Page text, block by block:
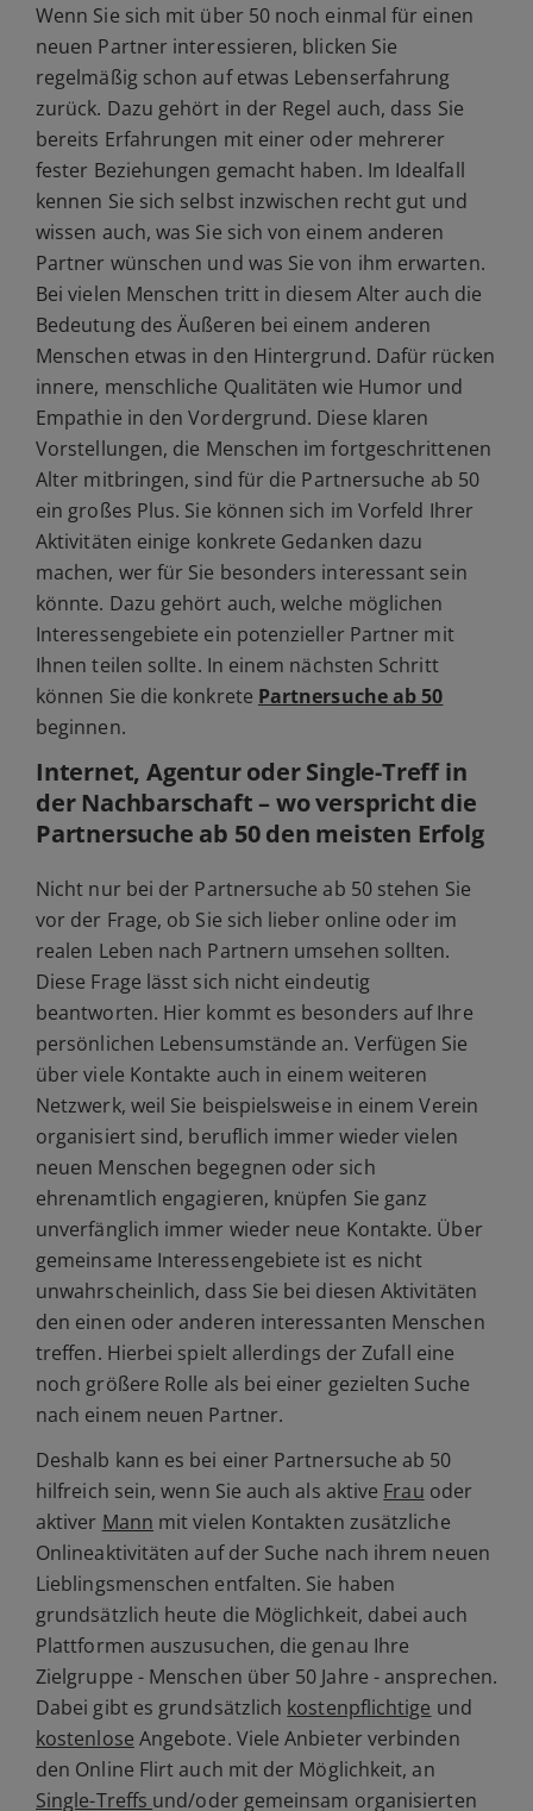
Wenn Sie sich mit über 50 noch einmal für einen
neuen Partner interessieren, blicken Sie
regelmäßig schon auf etwas Lebenserfahrung
zurück. Dazu gehört in der Regel auch, dass Sie
bereits Erfahrungen mit einer oder mehrerer
fester Beziehungen gemacht haben. Im Idealfall
kennen Sie sich selbst inzwischen recht gut und
wissen auch, was Sie sich von einem anderen
Partner wünschen und was Sie von ihm erwarten.
Bei vielen Menschen tritt in diesem Alter auch die
Bedeutung des Äußeren bei einem anderen
Menschen etwas in den Hintergrund. Dafür rücken
innere, menschliche Qualitäten wie Humor und
Empathie in den Vordergrund. Diese klaren
Vorstellungen, die Menschen im fortgeschrittenen
Alter mitbringen, sind für die Partnersuche ab 50
ein großes Plus. Sie können sich im Vorfeld Ihrer
Aktivitäten einige konkrete Gedanken dazu
machen, wer für Sie besonders interessant sein
könnte. Dazu gehört auch, welche möglichen
Interessengebiete ein potenzieller Partner mit
Ihnen teilen sollte. In einem nächsten Schritt
können Sie die konkrete Partnersuche ab 50
beginnen.
Internet, Agentur oder Single-Treff in
der Nachbarschaft – wo verspricht die
Partnersuche ab 50 den meisten Erfolg
Nicht nur bei der Partnersuche ab 50 stehen Sie
vor der Frage, ob Sie sich lieber online oder im
realen Leben nach Partnern umsehen sollten.
Diese Frage lässt sich nicht eindeutig
beantworten. Hier kommt es besonders auf Ihre
persönlichen Lebensumstände an. Verfügen Sie
über viele Kontakte auch in einem weiteren
Netzwerk, weil Sie beispielsweise in einem Verein
organisiert sind, beruflich immer wieder vielen
neuen Menschen begegnen oder sich
ehrenamtlich engagieren, knüpfen Sie ganz
unverfänglich immer wieder neue Kontakte. Über
gemeinsame Interessengebiete ist es nicht
unwahrscheinlich, dass Sie bei diesen Aktivitäten
den einen oder anderen interessanten Menschen
treffen. Hierbei spielt allerdings der Zufall eine
noch größere Rolle als bei einer gezielten Suche
nach einem neuen Partner.
Deshalb kann es bei einer Partnersuche ab 50
hilfreich sein, wenn Sie auch als aktive Frau oder
aktiver Mann mit vielen Kontakten zusätzliche
Onlineaktivitäten auf der Suche nach ihrem neuen
Lieblingsmenschen entfalten. Sie haben
grundsätzlich heute die Möglichkeit, dabei auch
Plattformen auszusuchen, die genau Ihre
Zielgruppe - Menschen über 50 Jahre - ansprechen.
Dabei gibt es grundsätzlich kostenpflichtige und
kostenlose Angebote. Viele Anbieter verbinden
den Online Flirt auch mit der Möglichkeit, an
Single-Treffs und/oder gemeinsam organisierten